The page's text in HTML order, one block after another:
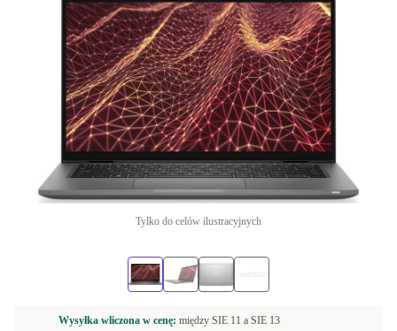
Tylko do celów ilustracyjnych
Wysyłka wliczona w cenę: między SIE 11 a SIE 13